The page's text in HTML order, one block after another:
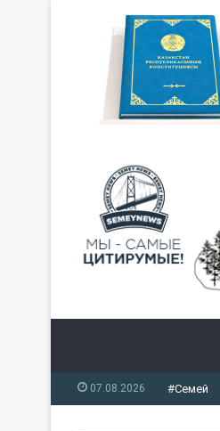
07.08.2026 #Семей